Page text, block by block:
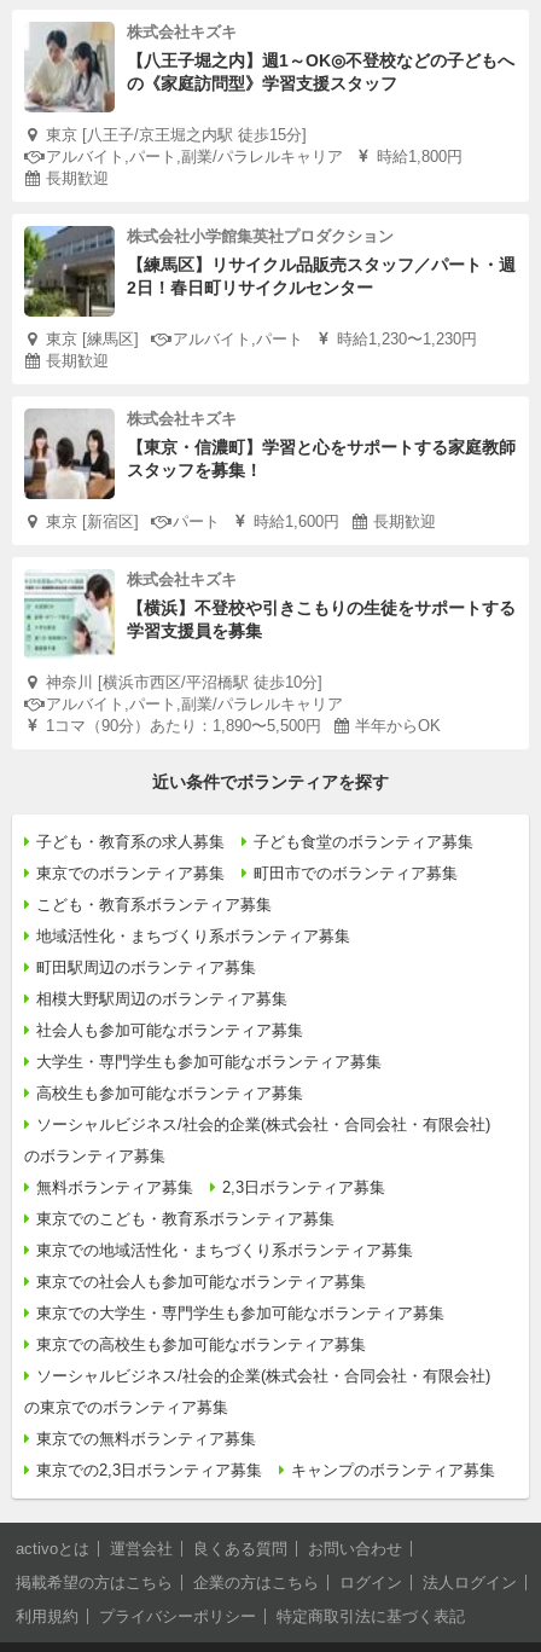
株式会社キズキ
【八王子堀之内】週1～OK◎不登校などの子どもへ
の《家庭訪問型》学習支援スタッフ
東京 [八王子/京王堀之内駅 徒歩15分]
アルバイト,パート,副業/パラレルキャリア
時給1,800円
長期歓迎
株式会社小学館集英社プロダクション
【練馬区】リサイクル品販売スタッフ／パート・週
2日！春日町リサイクルセンター
東京 [練馬区] アルバイト,パート
時給1,230〜1,230円
長期歓迎
株式会社キズキ
【東京・信濃町】学習と心をサポートする家庭教師
スタッフを募集！
東京 [新宿区] パート 時給1,600円 長期歓迎
株式会社キズキ
【横浜】不登校や引きこもりの生徒をサポートする
学習支援員を募集
神奈川 [横浜市西区/平沼橋駅 徒歩10分]
アルバイト,パート,副業/パラレルキャリア
1コマ（90分）あたり：1,890〜5,500円
半年からOK
近い条件でボランティアを探す
子ども・教育系の求人募集
子ども食堂のボランティア募集
東京でのボランティア募集
町田市でのボランティア募集
こども・教育系ボランティア募集
地域活性化・まちづくり系ボランティア募集
町田駅周辺のボランティア募集
相模大野駅周辺のボランティア募集
社会人も参加可能なボランティア募集
大学生・専門学生も参加可能なボランティア募集
高校生も参加可能なボランティア募集
ソーシャルビジネス/社会的企業(株式会社・合同会社・有限会社)
のボランティア募集
無料ボランティア募集
2,3日ボランティア募集
東京でのこども・教育系ボランティア募集
東京での地域活性化・まちづくり系ボランティア募集
東京での社会人も参加可能なボランティア募集
東京での大学生・専門学生も参加可能なボランティア募集
東京での高校生も参加可能なボランティア募集
ソーシャルビジネス/社会的企業(株式会社・合同会社・有限会社)
の東京でのボランティア募集
東京での無料ボランティア募集
東京での2,3日ボランティア募集
キャンプのボランティア募集
activoとは 運営会社 良くある質問
お問い合わせ
掲載希望の方はこちら
企業の方はこちら ログイン
法人ログイン
利用規約
プライバシーポリシー 特定商取引法に基づく表記